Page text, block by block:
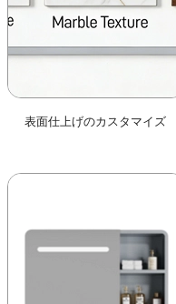
表面仕上げのカスタマイズ